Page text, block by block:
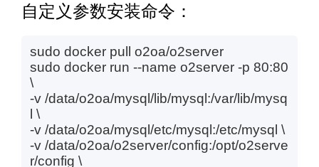
自定义参数安装命令：
sudo docker pull o2oa/o2server
sudo docker run --name o2server -p 80:80
\
-v /data/o2oa/mysql/lib/mysql:/var/lib/mysq
l \
-v /data/o2oa/mysql/etc/mysql:/etc/mysql \
-v /data/o2oa/o2server/config:/opt/o2serve
r/config \